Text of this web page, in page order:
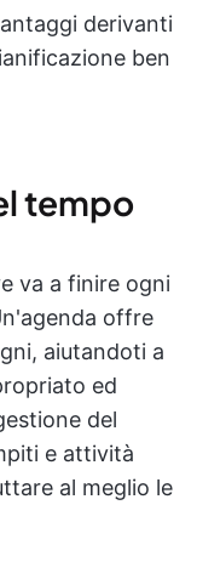
derivanti
ben
tempo
va a finire ogni
offre
aiutandoti a
ed
del
e attività
al meglio le